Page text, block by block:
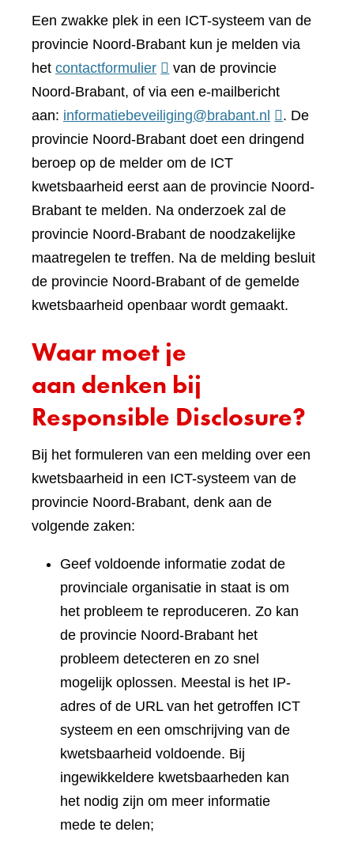
Een zwakke plek in een ICT-systeem van de
provincie Noord-Brabant kun je melden via
het contactformulier(verwijst
naar
een
andere
website)
van de provincie
Noord-Brabant, of via een e-mailbericht
aan: informatiebeveiliging@brabant.nl
. De
provincie Noord-Brabant doet een dringend
beroep op de melder om de ICT
kwetsbaarheid eerst aan de provincie Noord-
Brabant te melden. Na onderzoek zal de
provincie Noord-Brabant de noodzakelijke
maatregelen te treffen. Na de melding besluit
de provincie Noord-Brabant of de gemelde
kwetsbaarheid openbaar wordt gemaakt.
Waar moet je
aan denken bij
Responsible Disclosure?
Bij het formuleren van een melding over een
kwetsbaarheid in een ICT-systeem van de
provincie Noord-Brabant, denk aan de
volgende zaken:
Geef voldoende informatie zodat de
provinciale organisatie in staat is om
het probleem te reproduceren. Zo kan
de provincie Noord-Brabant het
probleem detecteren en zo snel
mogelijk oplossen. Meestal is het IP-
adres of de URL van het getroffen ICT
systeem en een omschrijving van de
kwetsbaarheid voldoende. Bij
ingewikkeldere kwetsbaarheden kan
het nodig zijn om meer informatie
mede te delen;